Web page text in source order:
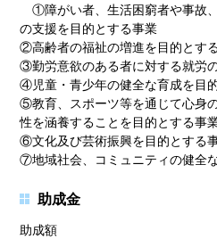
①障がい者、生活困窮者や事故
の支援を目的とする事業
②高齢者の福祉の増進を目的とす
③勤労意欲のある者に対する就労
④児童・青少年の健全な育成を目
⑤教育、スポーツ等を通じて心身
性を涵養することを目的とする事
⑥文化及び芸術振興を目的とする
⑦地域社会、コミュニティの健全
助成金
助成額